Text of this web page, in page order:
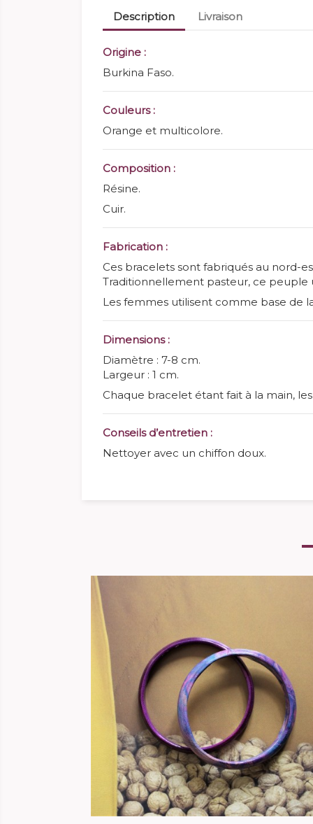
Description Livraison
Origine :
Burkina Faso.
Couleurs :
Orange et multicolore.
Composition :
Résine.
Cuir.
Fabrication :
Ces bracelets sont fabriqués au nord-
Traditionnellement pasteur, ce peuple
Les femmes utilisent comme base de
Dimensions :
Diamètre : 7-8 cm.
Largeur : 1 cm.
Chaque bracelet étant fait à la main,
Conseils d’entretien :
Nettoyer avec un chiffon doux.